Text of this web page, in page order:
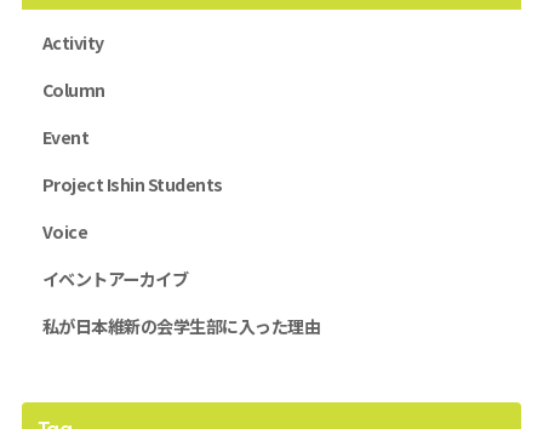
Activity
Column
Event
Project Ishin Students
Voice
イベントアーカイブ
私が日本維新の会学生部に入った理由